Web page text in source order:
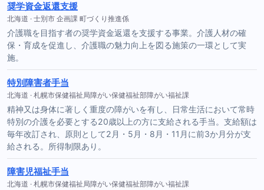
奨学資金返還支援
北海道 · 士別市 企画課 町づくり推進係
介護職を目指す者の奨学資金返還を支援する事業。介護人材の確
保・育成を促進し、介護職の魅力向上を図る施策の一環として実
施。
特別障害者手当
北海道 · 札幌市保健福祉局障がい保健福祉部障がい福祉課
精神又は身体に著しく重度の障がいを有し、日常生活において常時
特別の介護を必要とする20歳以上の方に支給される手当。支給額は
毎年改訂され、原則として2月・5月・8月・11月に前3か月分が支
給される。所得制限あり。
障害児福祉手当
北海道 · 札幌市保健福祉局障がい保健福祉部障がい福祉課